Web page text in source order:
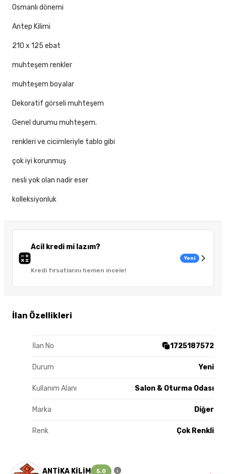
Acil kredi mi lazım?
Kredi fırsatlarını hemen incele!
Yeni
İlan Özellikleri
İlan No 1725187572
Durum Yeni
Kullanım Alanı Salon & Oturma Odası
Marka Diğer
Renk Çok Renkli
Osmanlı dönemi
Antep Kilimi
210 x 125 ebat
muhteşem renkler
muhteşem boyalar
Dekoratif görseli muhteşem
Genel durumu muhteşem.
renkleri ve cicimleriyle tablo gibi
çok iyi korunmuş
nesli yok olan nadir eser
kolleksiyonluk
ANTİKA KİLİM 5.0